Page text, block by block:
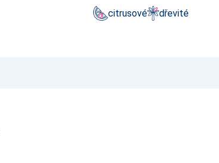
citrusové dřevité